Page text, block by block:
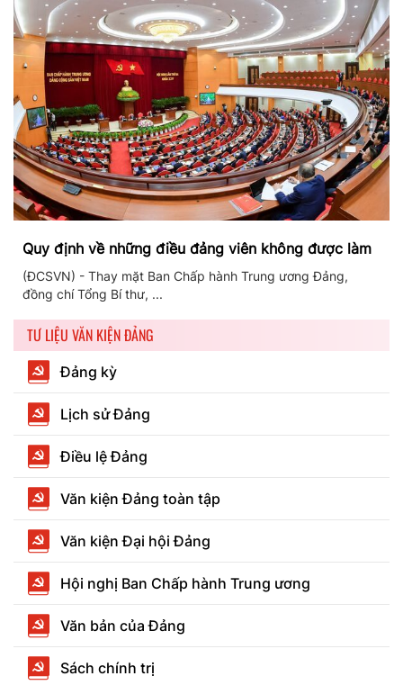
Quy định về những điều đảng viên không được làm
(ĐCSVN) - Thay mặt Ban Chấp hành Trung ương Đảng,
đồng chí Tổng Bí thư, ...
TƯ LIỆU VĂN KIỆN ĐẢNG
Đảng kỳ
Lịch sử Đảng
Điều lệ Đảng
Văn kiện Đảng toàn tập
Văn kiện Đại hội Đảng
Hội nghị Ban Chấp hành Trung ương
Văn bản của Đảng
Sách chính trị